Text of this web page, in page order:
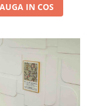
IN COS